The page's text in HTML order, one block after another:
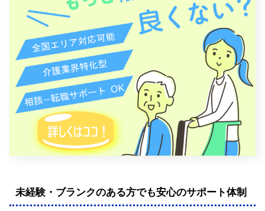
未経験・ブランクのある方でも安心のサポート体制